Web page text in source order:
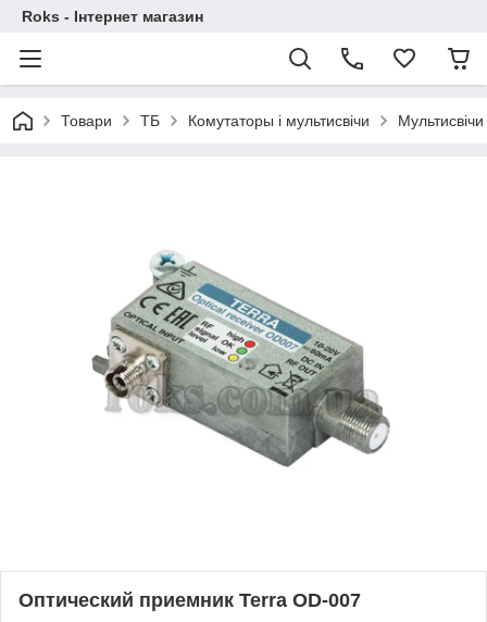
Roks - Інтернет магазин
Товари ТБ Комутаторы і мультисвічи Мультисвічи
Оптический приемник Terra OD-007